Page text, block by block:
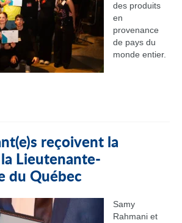
des produits
en
provenance
de pays du
monde entier.
reçoivent la
Lieutenante-
du Québec
Samy
Rahmani et